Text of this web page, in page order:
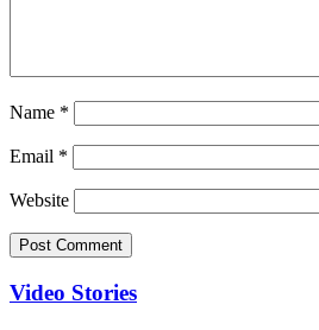
Name *
Email *
Website
Video Stories